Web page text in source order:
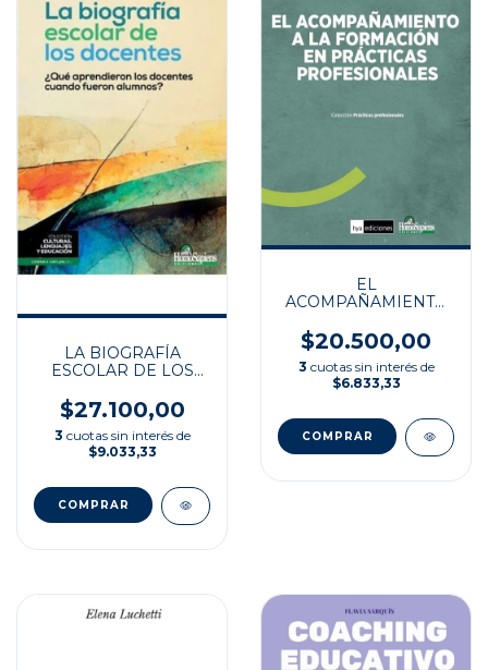
LA BIOGRAFÍA
ESCOLAR DE LOS
$27.100,00
3 cuotas sin interés de
$9.033,33
EL
ACOMPAÑAMIENTO
PRÁCTICAS
PROFESIONALES
$20.500,00
3 cuotas sin interés de
$6.833,33